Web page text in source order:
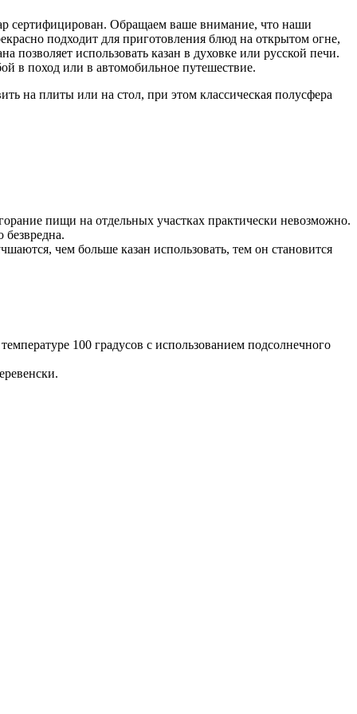
сертифицирован. Обращаем ваше внимание, что наши
подходит для приготовления блюд на открытом огне,
использовать казан в духовке или русской печи.
в поход или в автомобильное путешествие.
на плиты или на стол, при этом классическая полусфера
пищи на отдельных участках практически невозможно.
чем больше казан использовать, тем он становится
100 градусов с использованием подсолнечного